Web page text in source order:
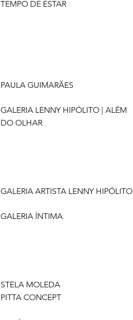
TEMPO DE ESTAR
PAULA GUIMARÃES
GALERIA LENNY HIPÓLITO | ALÉM
DO OLHAR
GALERIA ARTISTA LENNY HIPÓLITO
GALERIA ÍNTIMA
STELA MOLEDA
PITTA CONCEPT